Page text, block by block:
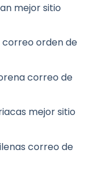
mejor sitio
orden de
correo de
mejor sitio
correo de